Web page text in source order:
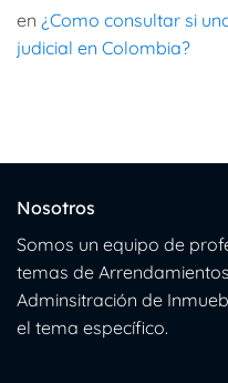
en ¿Como consultar si
judicial en Colombia?
Nosotros
Somos un equipo de
temas de
Adminsitración de
el tema específico.